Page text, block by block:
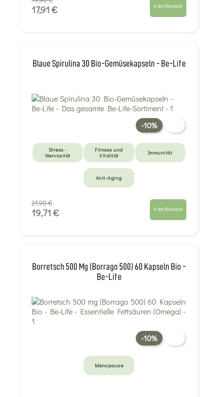
17,91 € In den Warenkorb
Blaue Spirulina 30 Bio-Gemüsekapseln - Be-Life
-10%
Stress -
Nervosität
Fitness und
Vitalität
Immunität
Anti-Aging
21,90 €
19,71 € In den Warenkorb
Borretsch 500 Mg (Borrago 500) 60 Kapseln Bio -
Be-Life
-10%
Menopause